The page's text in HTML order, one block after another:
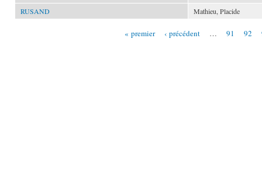
RUSAND
Mathieu, Placide
« premier ‹ précédent … 91 92